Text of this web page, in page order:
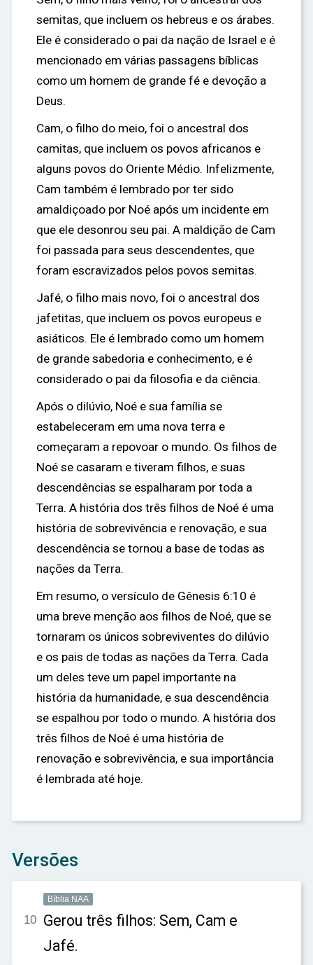
semitas, que incluem os hebreus e os árabes.
Ele é considerado o pai da nação de Israel e é
mencionado em várias passagens bíblicas
como um homem de grande fé e devoção a
Deus.
Cam, o filho do meio, foi o ancestral dos
camitas, que incluem os povos africanos e
alguns povos do Oriente Médio. Infelizmente,
Cam também é lembrado por ter sido
amaldiçoado por Noé após um incidente em
que ele desonrou seu pai. A maldição de Cam
foi passada para seus descendentes, que
foram escravizados pelos povos semitas.
Jafé, o filho mais novo, foi o ancestral dos
jafetitas, que incluem os povos europeus e
asiáticos. Ele é lembrado como um homem
de grande sabedoria e conhecimento, e é
considerado o pai da filosofia e da ciência.
Após o dilúvio, Noé e sua família se
estabeleceram em uma nova terra e
começaram a repovoar o mundo. Os filhos de
Noé se casaram e tiveram filhos, e suas
descendências se espalharam por toda a
Terra. A história dos três filhos de Noé é uma
história de sobrevivência e renovação, e sua
descendência se tornou a base de todas as
nações da Terra.
Em resumo, o versículo de Gênesis 6:10 é
uma breve menção aos filhos de Noé, que se
tornaram os únicos sobreviventes do dilúvio
e os pais de todas as nações da Terra. Cada
um deles teve um papel importante na
história da humanidade, e sua descendência
se espalhou por todo o mundo. A história dos
três filhos de Noé é uma história de
renovação e sobrevivência, e sua importância
é lembrada até hoje.
Versões
Bíblia NAA
10 Gerou três filhos: Sem, Cam e
Jafé.